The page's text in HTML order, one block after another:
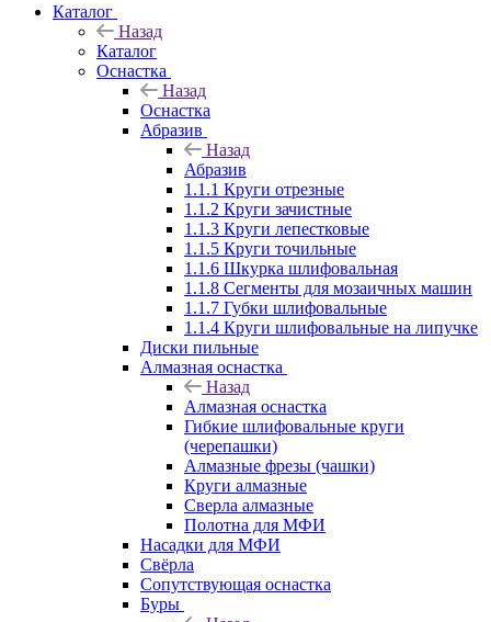
Каталог
Назад
Каталог
Оснастка
Назад
Оснастка
Абразив
Назад
Абразив
1.1.1 Круги отрезные
1.1.2 Круги зачистные
1.1.3 Круги лепестковые
1.1.5 Круги точильные
1.1.6 Шкурка шлифовальная
1.1.8 Сегменты для мозаичных машин
1.1.7 Губки шлифовальные
1.1.4 Круги шлифовальные на липучке
Диски пильные
Алмазная оснастка
Назад
Алмазная оснастка
Гибкие шлифовальные круги
(черепашки)
Алмазные фрезы (чашки)
Круги алмазные
Сверла алмазные
Полотна для МФИ
Насадки для МФИ
Свёрла
Сопутствующая оснастка
Буры